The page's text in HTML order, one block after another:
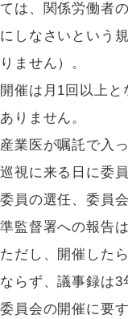
ては、関係労働者
にしなさいという
りません）。
開催は月1回以上
ありません。
産業医が嘱託で入
巡視に来る日に委
委員の選任、委員
準監督署への報告
ただし、開催した
ならず、議事録は3
委員会の開催に要